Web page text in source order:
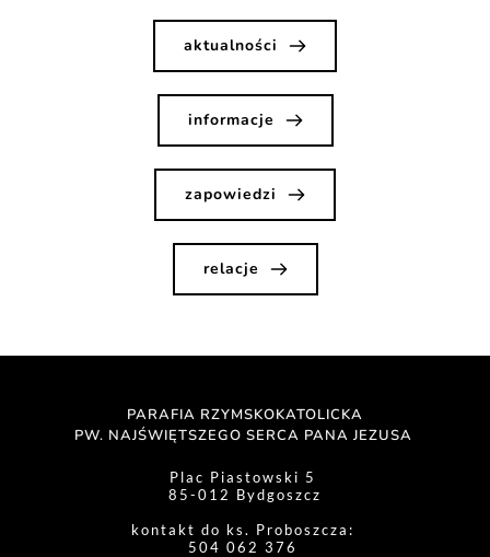
aktualności
informacje
zapowiedzi
relacje
PARAFIA RZYMSKOKATOLICKA
PW. NAJŚWIĘTSZEGO SERCA PANA JEZUSA
Plac Piastowski 5
85-012 Bydgoszcz
kontakt do ks. Proboszcza:
504 062 376